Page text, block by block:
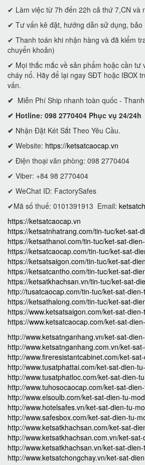
✔ Làm việc từ 7h đến 22h cả thứ 7,CN và
✔ Tư vấn kê đặt, hướng dẫn sử dụng, bảo
✔ Thanh toán khi nhận hàng và đã kiểm
chuyển khoản)
✔ Mọi thắc mắc về sản phẩm hoặc cần tư
cháy nổ. Hãy để lại ngay SĐT hoặc IBOX
vấn.
✔ Miễn Phí Ship nhanh toàn quốc -
✔ Hotline: 098 2770404 Phục vụ 24/24h
✔ Nhận Đặt Két Sắt Theo Yêu Cầu.
✔ Website: https://ketsatcaocap.vn
✔ Điện thoại văn phòng: 098 2770404
✔ Viber: +84 98 2770404
✔ WeChat ID: FactorySafes
✔Mã số thuế: 0101391913 Email:
https://ketsatcaocap.vn
https://ketsatnhatrang.com/tin-tuc/ket-sat-
https://ketsathanoi.com/tin-tuc/ket-sat-
https://ketsatcaocap.com/tin-tuc/ket-sat-
https://ketsatsaigon.com/tin-tuc/ket-sat-
https://ketsatcantho.com/tin-tuc/ket-sat-
https://ketsatkhachsan.vn/tin-tuc/ket-sat-
http://tusatcaocap.com/tin-tuc/ket-sat-
https://ketsathalong.com/tin-tuc/ket-sat-
https://www.ketsatsaigon.com/ket-sat-
https://www.ketsatcaocap.com/ket-sat-
http://www.ketsatnganhang.vn/ket-sat-
http://www.ketsatnganhang.com.vn/ket-
http://www.fireresistantcabinet.com/ket-
http://www.tusatphattai.com/ket-sat-dien-
http://www.tusatphatloc.com/ket-sat-dien-
http://www.tuhosocaocap.com/ket-sat-
http://www.elsoulb.com/ket-sat-dien-tu-
http://www.hotelsafes.vn/ket-sat-dien-tu-
http://www.safesbox.com/ket-sat-dien-tu-
http://www.ketsatkhachsan.com/ket-sat-
http://www.ketsatkhachsan.com.vn/ket-
http://www.ketsatkhachsan.vn/ket-sat-
http://www.ketsatchongchay.vn/ket-sat-